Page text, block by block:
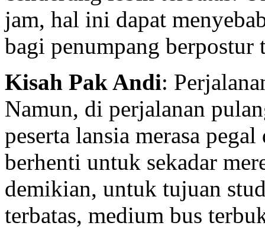
jam, hal ini dapat
bagi penumpang berpostur
Kisah Pak Andi:
Namun, di perjalanan
peserta lansia merasa
berhenti untuk sekadar
demikian, untuk tujuan
terbatas, medium bus